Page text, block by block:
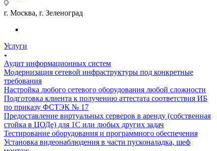
г. Москва, г. Зеленоград
Услуги
Аудит информационных систем
Модернизация сетевой инфраструктуры под конкретные
требования
Настройка любого сетевого оборудования любой сложности
Подготовка клиента к получению аттестата соответствия ИБ
по приказу ФСТЭК № 17
Предоставление виртуальных серверов в аренду (собственная
стойка в ЦОДе) для 1С или любых других задач
Тестирование оборудования и программного обеспечения
Установка видеонаблюдения в части пусконаладка, шеф